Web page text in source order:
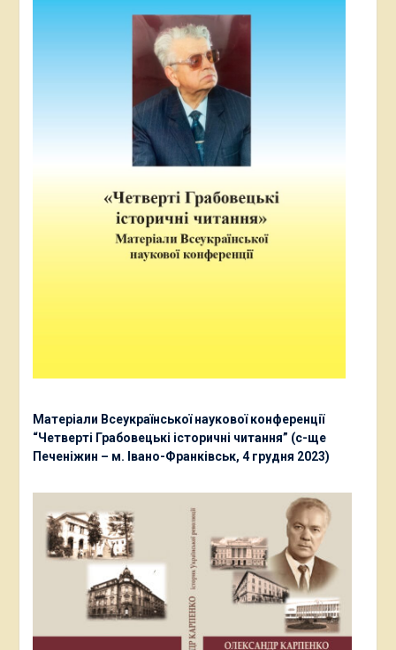
Матеріали Всеукраїнської наукової конференції
“Четверті Грабовецькі історичні читання” (с-ще
Печеніжин – м. Івано-Франківськ, 4 грудня 2023)